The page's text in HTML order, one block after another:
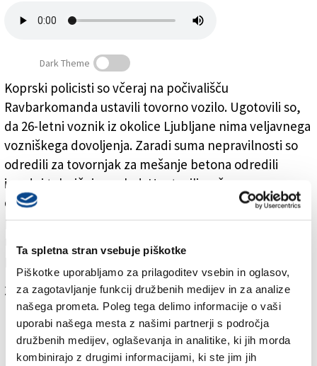
Ta spletna stran vsebuje piškotke
Piškotke uporabljamo za prilagoditev vsebin in oglasov,
za zagotavljanje funkcij družbenih medijev in za analize
našega prometa. Poleg tega delimo informacije o vaši
uporabi našega mesta z našimi partnerji s področja
družbenih medijev, oglaševanja in analitike, ki jih morda
kombinirajo z drugimi informacijami, ki ste jim jih
Policija, fotografija je simbolična (ARHIV)
Dark Theme
Koprski policisti so včeraj na počivališču
Ravbarkomanda ustavili tovorno vozilo. Ugotovili so,
da 26-letni voznik iz okolice Ljubljane nima veljavnega
vozniškega dovoljenja. Zaradi suma nepravilnosti so
odredili za tovornjak za mešanje betona odredili
izredni tehnični pregled. Ugotovili so čezmerno
obrabo zgibov, pomanjkljivosti na svetlobnih virih in
puščanje tekočin, ki škodujejo okolju. Izdali so plačilni
postopek zoper podjetje.
Za branje in pisanje komentarjevje potrebna prijava